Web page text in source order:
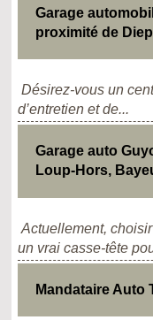
Garage
proximité de
Désirez-vous un
d’entretien et de...
Garage auto
Loup-Hors,
Actuellement,
un vrai casse-tête
Mandataire Auto